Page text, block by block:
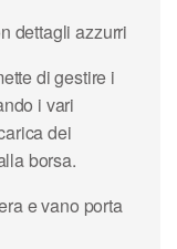
dettagli azzurri
di gestire i
i vari
dei
borsa.
e vano porta